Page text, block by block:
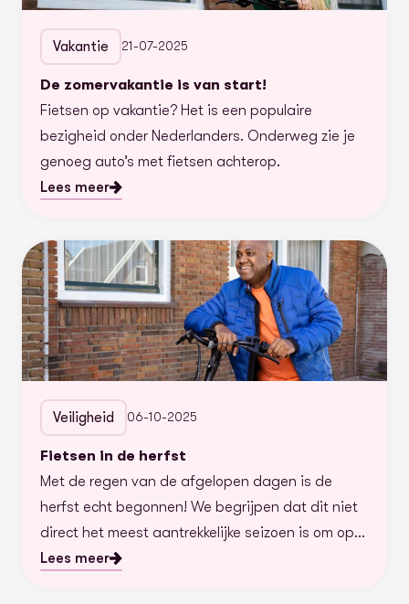
Vakantie 21-07-2025
De zomervakantie is van start!
Fietsen op vakantie? Het is een populaire
bezigheid onder Nederlanders. Onderweg zie je
genoeg auto’s met fietsen achterop.
Lees meer
Veiligheid 06-10-2025
Fietsen in de herfst
Met de regen van de afgelopen dagen is de
herfst echt begonnen! We begrijpen dat dit niet
direct het meest aantrekkelijke seizoen is om op
de fiets te stappen.
Lees meer